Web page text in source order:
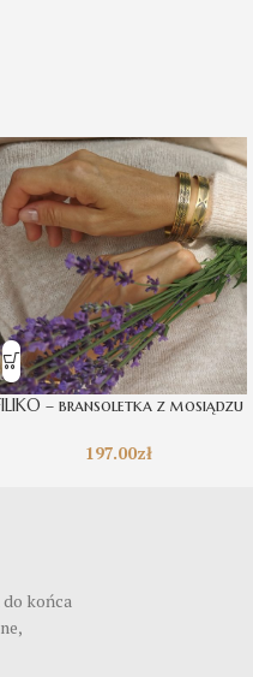
– bransoletka z mosiądzu
197.00zł
końca